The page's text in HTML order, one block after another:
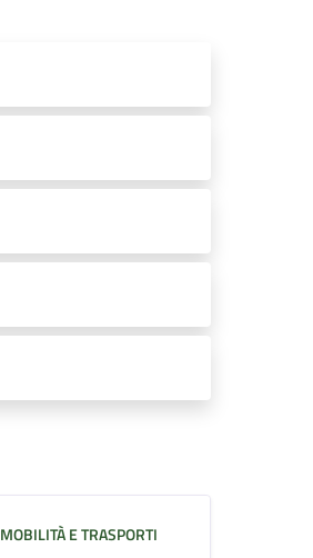
MOBILITÀ E TRASPORTI